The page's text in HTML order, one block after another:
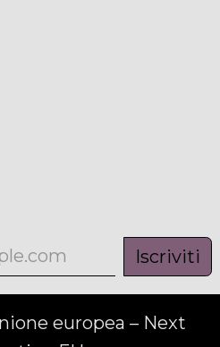
Iscriviti
europea – Next